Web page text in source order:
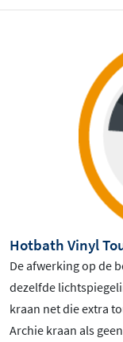
Hotbath Vinyl
De afwerking op de
dezelfde
kraan net die extra
Archie kraan als